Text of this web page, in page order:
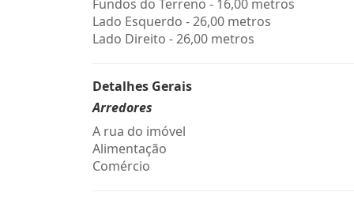
Fundos do Terreno - 16,00 metros
Lado Esquerdo - 26,00 metros
Lado Direito - 26,00 metros
Detalhes Gerais
Arredores
A rua do imóvel
Alimentação
Comércio